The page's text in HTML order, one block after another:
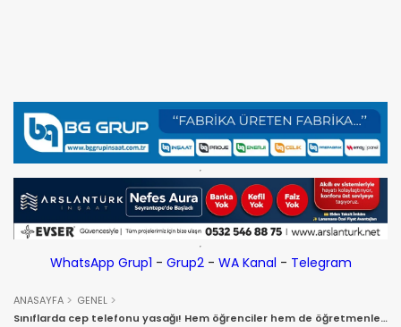
WhatsApp Grup1 - Grup2- WA Kanal - Telegram
ANASAYFA
GENEL
Sınıflarda cep telefonu yasağı! Hem öğrenciler hem de öğretmenler